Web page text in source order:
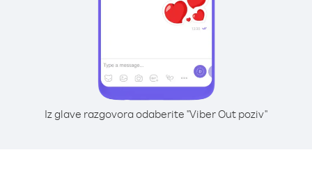
Iz glave razgovora odaberite "Viber Out poziv"